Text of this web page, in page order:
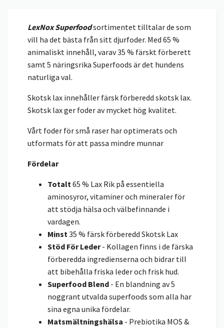
LexNox Superfoodsortimentet tilltalar de som
vill ha det bästa från sitt djurfoder. Med 65 %
animaliskt innehåll, varav 35 % färskt förberett
samt 5 näringsrika Superfoods är det hundens
naturliga val.
Skotsk lax innehåller färsk förberedd skotsk lax.
Skotsk lax ger foder av mycket hög kvalitet.
Vårt foder för små raser har optimerats och
utformats för att passa mindre munnar
Fördelar
Totalt 65 % Lax Rik på essentiella
aminosyror, vitaminer och mineraler för
att stödja hälsa och välbefinnande i
vardagen.
Minst 35 % färsk förberedd Skotsk Lax
Stöd För Leder- Kollagen finns i de färska
förberedda ingredienserna och bidrar till
att bibehålla friska leder och frisk hud.
Superfood Blend - En blandning av 5
noggrant utvalda superfoods som alla har
sina egna unika fördelar.
Matsmältningshälsa - Prebiotika MOS &